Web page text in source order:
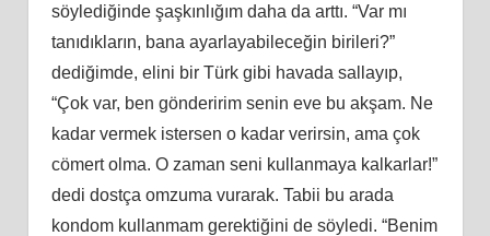
söylediğinde şaşkınlığım daha da arttı. “Var mı
tanıdıkların, bana ayarlayabileceğin birileri?”
dediğimde, elini bir Türk gibi havada sallayıp,
“Çok var, ben gönderirim senin eve bu akşam. Ne
kadar vermek istersen o kadar verirsin, ama çok
cömert olma. O zaman seni kullanmaya kalkarlar!”
dedi dostça omzuma vurarak. Tabii bu arada
kondom kullanmam gerektiğini de söyledi. “Benim